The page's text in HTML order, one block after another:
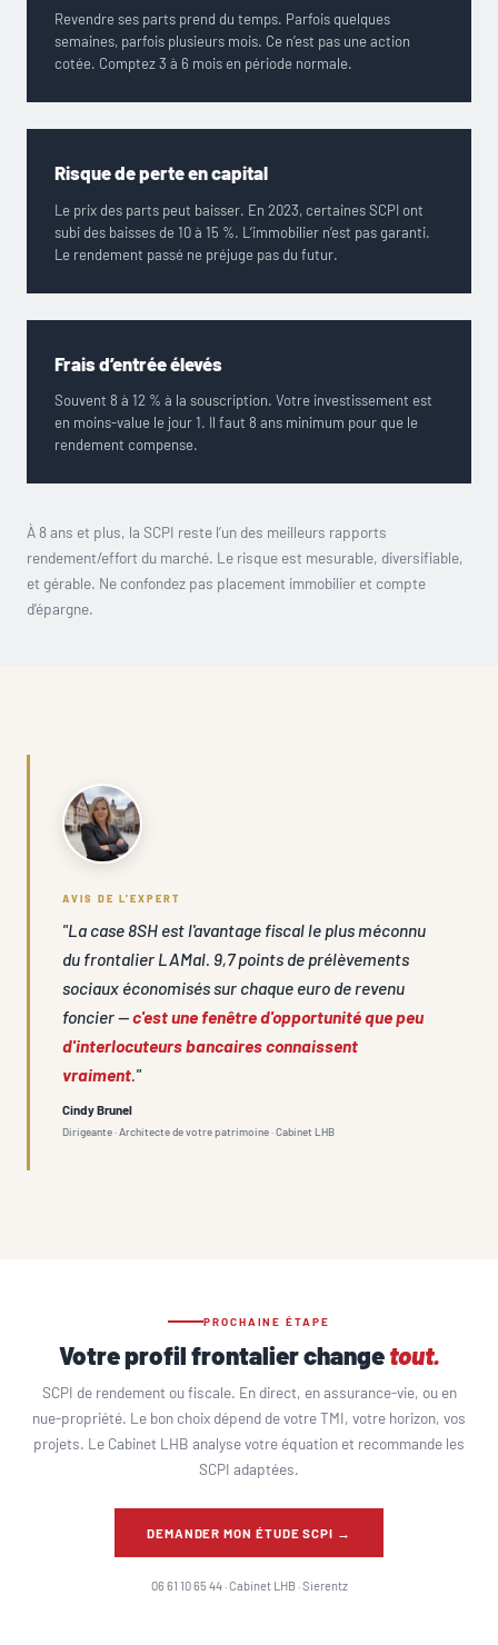
Revendre ses parts prend du temps. Parfois quelques
semaines, parfois plusieurs mois. Ce n’est pas une action
cotée. Comptez 3 à 6 mois en période normale.
Risque de perte en capital
Le prix des parts peut baisser. En 2023, certaines SCPI ont
subi des baisses de 10 à 15 %. L’immobilier n’est pas garanti.
Le rendement passé ne préjuge pas du futur.
Frais d’entrée élevés
Souvent 8 à 12 % à la souscription. Votre investissement est
en moins-value le jour 1. Il faut 8 ans minimum pour que le
rendement compense.
À 8 ans et plus, la SCPI reste l’un des meilleurs rapports
rendement/effort du marché. Le risque est mesurable, diversifiable,
et gérable. Ne confondez pas placement immobilier et compte
d’épargne.
AVIS DE L'EXPERT
"La case 8SH est l'avantage fiscal le plus méconnu
du frontalier LAMal. 9,7 points de prélèvements
sociaux économisés sur chaque euro de revenu
foncier —c'est une fenêtre d'opportunité que peu
d'interlocuteurs bancaires connaissent
vraiment. "
Cindy Brunel
Dirigeante · Architecte de votre patrimoine · Cabinet LHB
PROCHAINE ÉTAPE
Votre profil frontalier changetout.
SCPI de rendement ou fiscale. En direct, en assurance-vie, ou en
nue-propriété. Le bon choix dépend de votre TMI, votre horizon, vos
projets. Le Cabinet LHB analyse votre équation et recommande les
SCPI adaptées.
DEMANDER MON ÉTUDE SCPI →
06 61 10 65 44 · Cabinet LHB · Sierentz